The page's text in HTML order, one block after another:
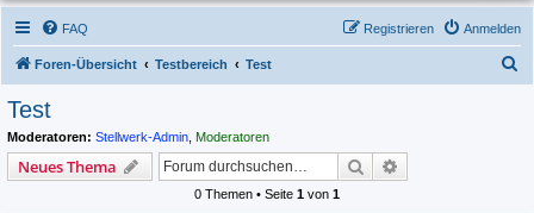
FAQ Anmelden
Registrieren
Foren-Übersicht Testbereich Test
Test
Moderatoren: Stellwerk-Admin Moderatoren
Neues Thema Suche
0 Themen • Seite 1 von 1